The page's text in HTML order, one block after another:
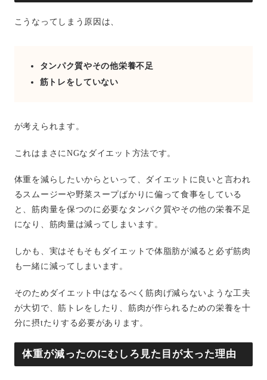
こうなってしまう原因は、
タンパク質やその他栄養不足
筋トレをしていない
が考えられます。
これはまさにNGなダイエット方法です。
体重を減らしたいからといって、ダイエットに良いと言われ
るスムージーや野菜スープばかりに偏って食事をしている
と、筋肉量を保つのに必要なタンパク質やその他の栄養不足
になり、筋肉量は減ってしまいます。
しかも、実はそもそもダイエットで体脂肪が減ると必ず筋肉
も一緒に減ってしまいます。
そのためダイエット中はなるべく筋肉げ減らないような工夫
が大切で、筋トレをしたり、筋肉が作られるための栄養を十
分に摂tたりする必要があります。
体重が減ったのにむしろ見た目が太った理由